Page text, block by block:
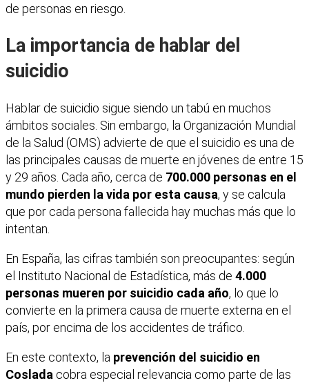
de personas en riesgo.
La importancia de hablar del
suicidio
Hablar de suicidio sigue siendo un tabú en muchos
ámbitos sociales. Sin embargo, la Organización Mundial
de la Salud (OMS) advierte de que el suicidio es una de
las principales causas de muerte en jóvenes de entre 15
y 29 años. Cada año, cerca de 700.000 personas en el
mundo pierden la vida por esta causa, y se calcula
que por cada persona fallecida hay muchas más que lo
intentan.
En España, las cifras también son preocupantes: según
el Instituto Nacional de Estadística, más de 4.000
personas mueren por suicidio cada año, lo que lo
convierte en la primera causa de muerte externa en el
país, por encima de los accidentes de tráfico.
En este contexto, la prevención del suicidio en
Coslada cobra especial relevancia como parte de las